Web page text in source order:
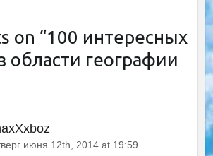
on “100 интересных
области географии
июня 12th, 2014 at 19:59